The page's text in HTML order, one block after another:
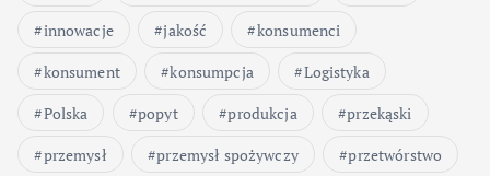
innowacje
jakość
konsumenci
konsument
konsumpcja
Logistyka
Polska
popyt produkcja
przekąski
przemysł
przemysł spożywczy
przetwórstwo